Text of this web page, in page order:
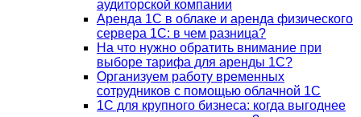
аудиторской компании
Аренда 1С в облаке и аренда физического
сервера 1С: в чем разница?
На что нужно обратить внимание при
выборе тарифа для аренды 1С?
Организуем работу временных
сотрудников с помощью облачной 1С
1С для крупного бизнеса: когда выгоднее